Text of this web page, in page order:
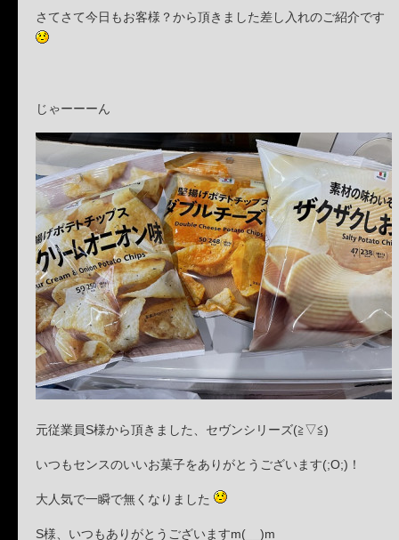
さてさて今日もお客様？から頂きました差し入れのご紹介です
じゃーーーん
元従業員S様から頂きました、セヴンシリーズ(≧▽≦)
いつもセンスのいいお菓子をありがとうございます(;O;)！
大人気で一瞬で無くなりました
S様、いつもありがとうございますm(__)m